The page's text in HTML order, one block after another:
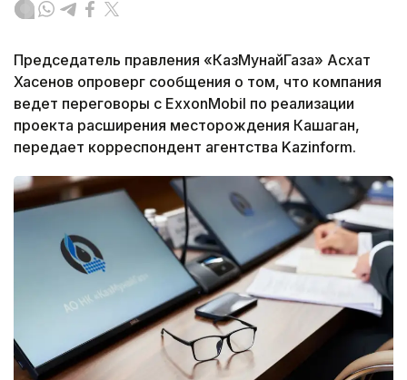
Председатель правления «КазМунайГаза» Асхат
Хасенов опроверг сообщения о том, что компания
ведет переговоры с ExxonMobil по реализации
проекта расширения месторождения Кашаган,
передает корреспондент агентства Kazinform.